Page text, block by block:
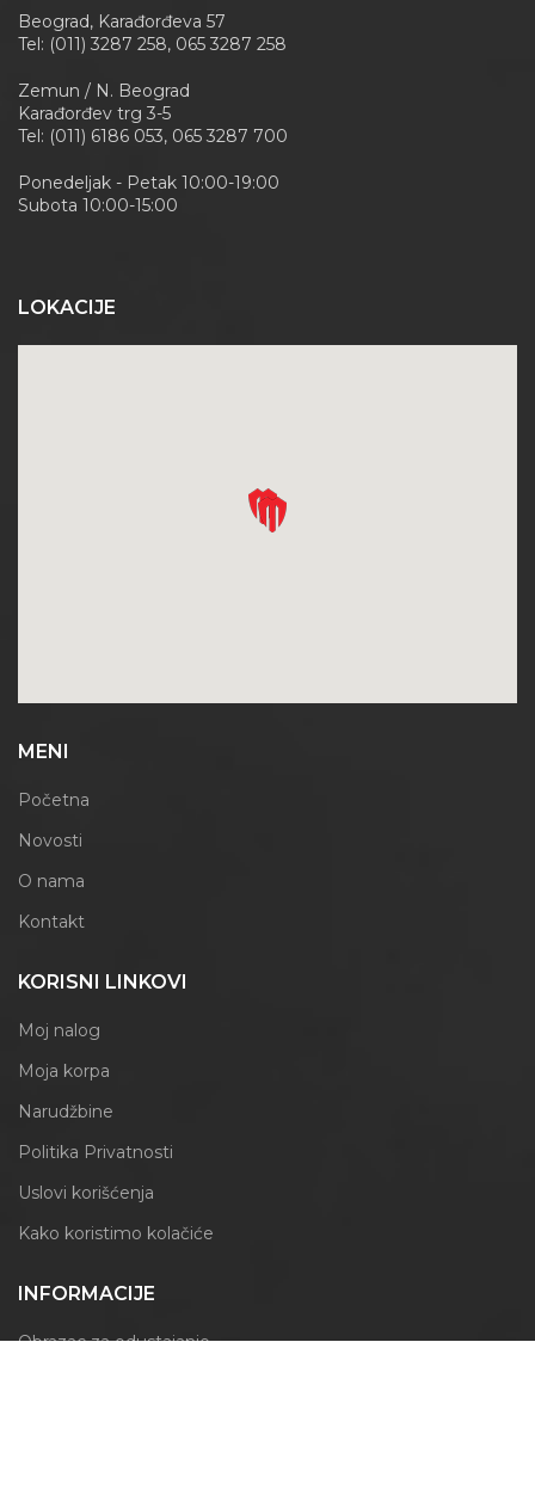
Beograd, Karađorđeva 57
Tel: (011) 3287 258, 065 3287 258
Zemun / N. Beograd
Karađorđev trg 3-5
Tel: (011) 6186 053, 065 3287 700
Ponedeljak - Petak 10:00-19:00
Subota 10:00-15:00
LOKACIJE
MENI
Početna
Novosti
O nama
Kontakt
KORISNI LINKOVI
Moj nalog
Moja korpa
Narudžbine
Politika Privatnosti
Uslovi korišćenja
Kako koristimo kolačiće
INFORMACIJE
Obrazac za odustajanje